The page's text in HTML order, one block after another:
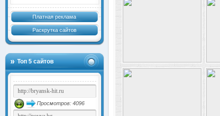
Платная реклама
Раскрутка сайтов
Топ 5 сайтов
Просмотров: 4096